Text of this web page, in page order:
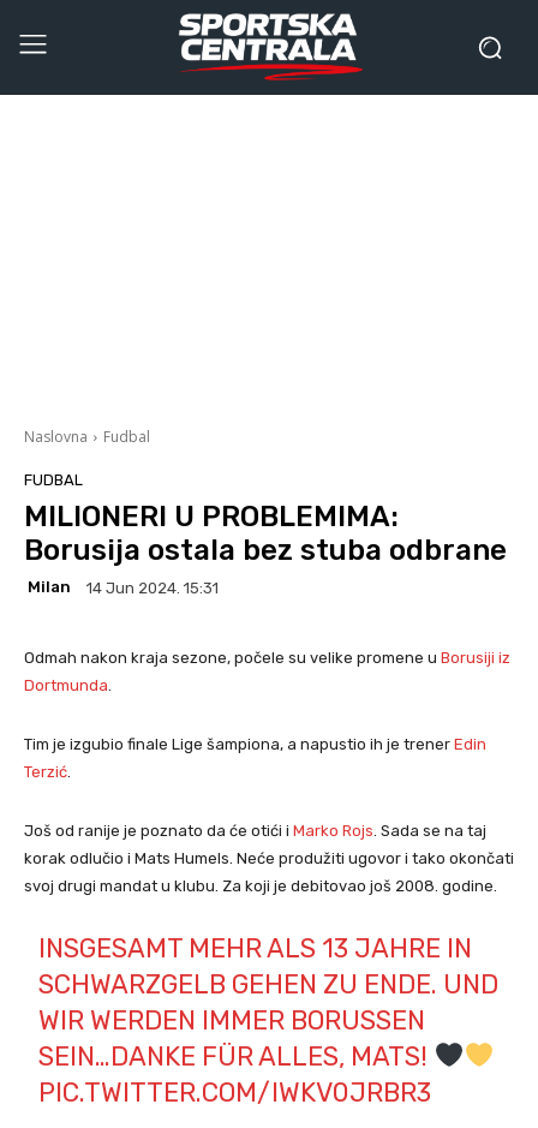
Naslovna Fudbal
FUDBAL
MILIONERI U PROBLEMIMA:
Borusija ostala bez stuba odbrane
Milan 14 Jun 2024. 15:31
Odmah nakon kraja sezone, počele su velike promene u Borusiji iz
Dortmunda
Tim je izgubio finale Lige šampiona, a napustio ih je trener Edin
Terzić
Još od ranije je poznato da će otići i Marko Rojs . Sada se na taj
korak odlučio i Mats Humels. Neće produžiti ugovor i tako okončati
svoj drugi mandat u klubu. Za koji je debitovao još 2008. godine.
INSGESAMT MEHR ALS 13 JAHRE IN
SCHWARZGELB GEHEN ZU ENDE. UND
WIR WERDEN IMMER BORUSSEN
SEIN…DANKE FÜR ALLES, MATS!
PIC.TWITTER.COM/IWKV0JRBR3